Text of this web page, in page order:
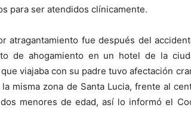
para ser atendidos clínicamente.
atragantamiento fue después del
de ahogamiento en un hotel de la
viajaba con su padre tuvo afectación
misma zona de Santa Lucia, frente al
menores de edad, así lo informó el